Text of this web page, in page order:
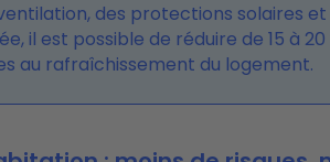
des protections solaires et
il est possible de réduire de 15 à 20
au rafraîchissement du logement.